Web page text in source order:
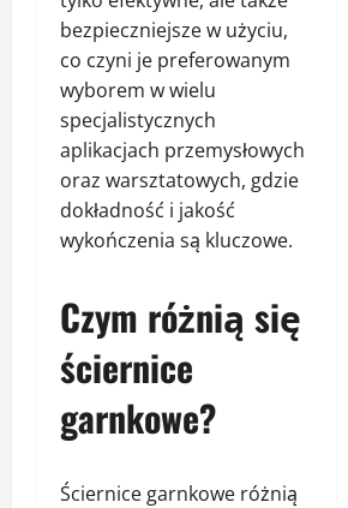
bezpieczniejsze w użyciu,
co czyni je preferowanym
wyborem w wielu
specjalistycznych
aplikacjach przemysłowych
oraz warsztatowych, gdzie
dokładność i jakość
wykończenia są kluczowe.
Czym różnią się
ściernice
garnkowe?
Ściernice garnkowe różnią